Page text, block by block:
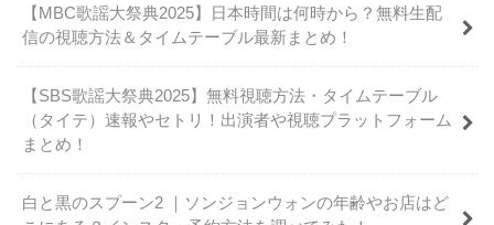
【MBC歌謡大祭典2025】日本時間は何時から？無料生配
信の視聴方法＆タイムテーブル最新まとめ！
【SBS歌謡大祭典2025】無料視聴方法・タイムテーブル
（タイテ）速報やセトリ！出演者や視聴プラットフォーム
まとめ！
白と黒のスプーン2 ｜ソンジョンウォンの年齢やお店はど